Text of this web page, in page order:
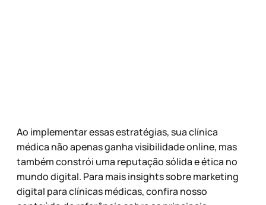
Ao implementar essas estratégias, sua clínica
médica não apenas ganha visibilidade online, mas
também constrói uma reputação sólida e ética no
mundo digital. Para mais insights sobre marketing
digital para clínicas médicas, confira nosso